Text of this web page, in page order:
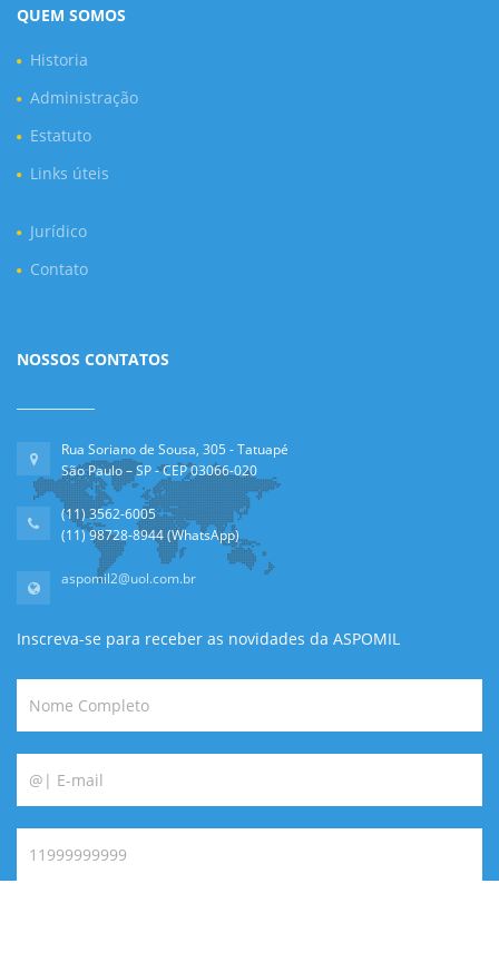
QUEM SOMOS
Historia
Administração
Estatuto
Links úteis
Jurídico
Contato
NOSSOS CONTATOS
Rua Soriano de Sousa, 305 - Tatuapé
São Paulo – SP - CEP 03066-020
(11) 3562-6005
(11) 98728-8944 (WhatsApp)
aspomil2@uol.com.br
Inscreva-se para receber as novidades da ASPOMIL